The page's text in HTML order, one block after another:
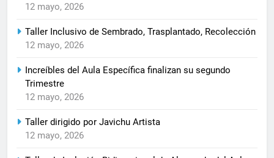
12 mayo, 2026
Taller Inclusivo de Sembrado, Trasplantado, Recolección
12 mayo, 2026
Increíbles del Aula Específica finalizan su segundo
Trimestre
12 mayo, 2026
Taller dirigido por Javichu Artista
12 mayo, 2026